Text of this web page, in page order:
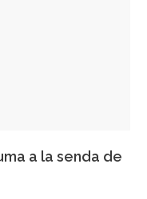
a la senda de